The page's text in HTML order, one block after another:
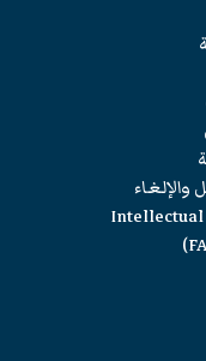
Intellectual